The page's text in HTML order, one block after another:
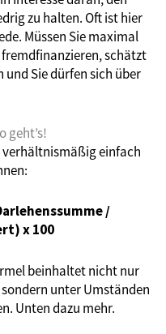
zu halten. Oft ist hier
Müssen Sie maximal
schätzt
und Sie dürfen sich über
geht’s!
verhältnismäßig einfach
/
x 100
beinhaltet nicht nur
unter Umständen
Unten dazu mehr.